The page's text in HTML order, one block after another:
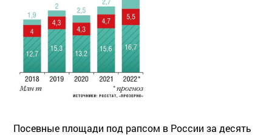
Посевные площади под рапсом в России за десять